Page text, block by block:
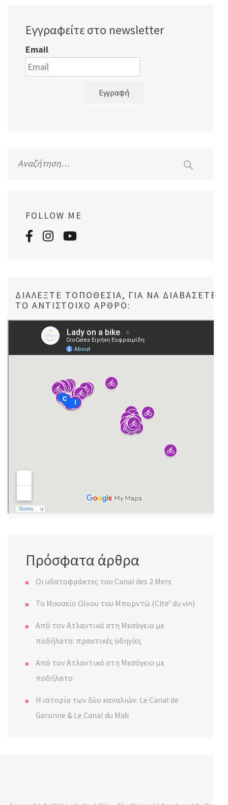
Εγγραφείτε στο newsletter
Email
Εγγραφή
για:
FOLLOW ME
ΔΙΑΛΈΞΤΕ ΤΟΠΟΘΕΣΊΑ, ΓΙΑ ΝΑ ΔΙΑΒΆΣΕΤΕ
ΤΟ ΑΝΤΊΣΤΟΙΧΟ ΆΡΘΡΟ:
Πρόσφατα άρθρα
Οι υδατοφράκτες του Canal des 2 Mers
Το Μουσείο Οίνου του Μπορντώ (Cite’ du vin)
Από τον Ατλαντικό στη Μεσόγειο με
ποδήλατο: πρακτικές οδηγίες
Από τον Ατλαντικό στη Μεσόγειο με
ποδήλατο
Η ιστορία των δύο καναλιών: Le Canal de
Garonne & Le Canal du Midi